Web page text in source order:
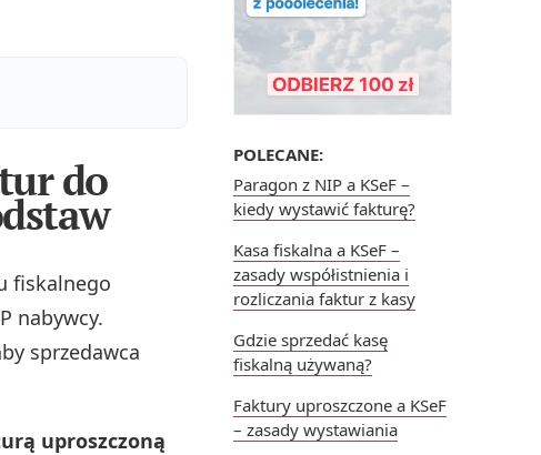
POLECANE:
Paragon z NIP a KSeF –
kiedy wystawić fakturę?
Kasa fiskalna a KSeF –
zasady współistnienia i
rozliczania faktur z kasy
Gdzie sprzedać kasę
fiskalną używaną?
Faktury uproszczone a KSeF
– zasady wystawiania
do
fiskalnego
nabywcy.
sprzedawca
uproszczoną